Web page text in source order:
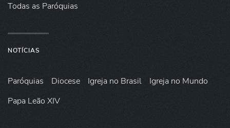
Todas as Paróquias
NOTÍCIAS
Paróquias Diocese Igreja no Brasil
Igreja no Mundo
Papa Leão XIV